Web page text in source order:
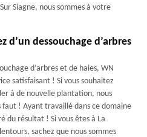
Siagne, nous sommes à votre
d’un dessouchage d’arbres
d’arbres et de haies, WN
satisfaisant ! Si vous souhaitez
à de nouvelle plantation, nous
faut ! Ayant travaillé dans ce domaine
du résultat ! Si vous êtes à La
sachez que nous sommes